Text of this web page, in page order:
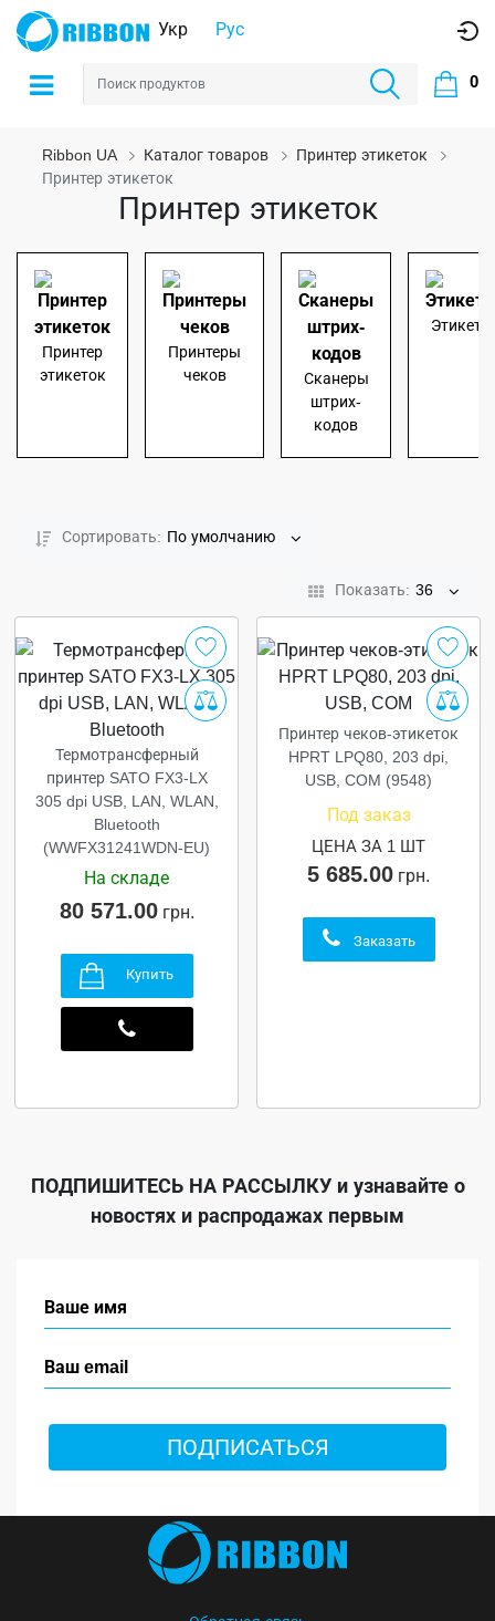
Укр Рус
0
Ribbon UA Каталог товаров
Принтер этикеток
Принтер этикеток
Принтер этикеток
Принтер
этикеток
Принтеры
чеков
Сканеры
штрих-
кодов
Сортировать: По умолчанию
Показать: 36
Термотрансферный
принтер SATO FX3-LX
305 dpi USB, LAN, WLAN,
Bluetooth
(WWFX31241WDN-EU)
На складе
80 571.00грн.
Купить
Принтер чеков-этикеток
HPRT LPQ80, 203 dpi,
USB, COM (9548)
Под заказ
5 685.00 грн.
ЦЕНА ЗА 1 ШТ
Заказать
ПОДПИШИТЕСЬ НА РАССЫЛКУи узнавайте о
новостях и распродажах первым
ПОДПИСАТЬСЯ